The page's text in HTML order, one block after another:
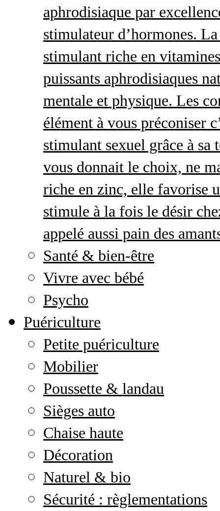
aphrodisiaque par
stimulateur d’hormones.
stimulant riche en
puissants aphrodisiaques
mentale et physique. Les
élément à vous préconiser
stimulant sexuel grâce à sa
vous donnait le choix, ne
riche en zinc, elle favorise
stimule à la fois le désir
appelé aussi pain des
Santé & bien-être
Vivre avec bébé
Psycho
Puériculture
Petite puériculture
Mobilier
Poussette & landau
Sièges auto
Chaise haute
Décoration
Naturel & bio
Sécurité : règlementations